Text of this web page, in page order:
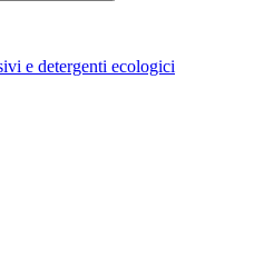
e detergenti ecologici